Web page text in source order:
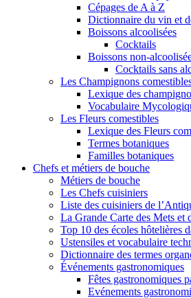
Cépages de A à Z
Dictionnaire du vin et
Boissons alcoolisées
Cocktails
Boissons non-
Cocktails sans
Les Champignons
Lexique des
Vocabulaire
Les Fleurs comestibles
Lexique des Fleurs
Termes botaniques
Familles botaniques
Chefs et métiers de bouche
Métiers de bouche
Les Chefs cuisiniers
Liste des cuisiniers de
La Grande Carte des Mets et
Top 10 des écoles hôtelières
Ustensiles et vocabulaire
Dictionnaire des termes
Événements gastronomiques
Fêtes gastronomiques
Evénements